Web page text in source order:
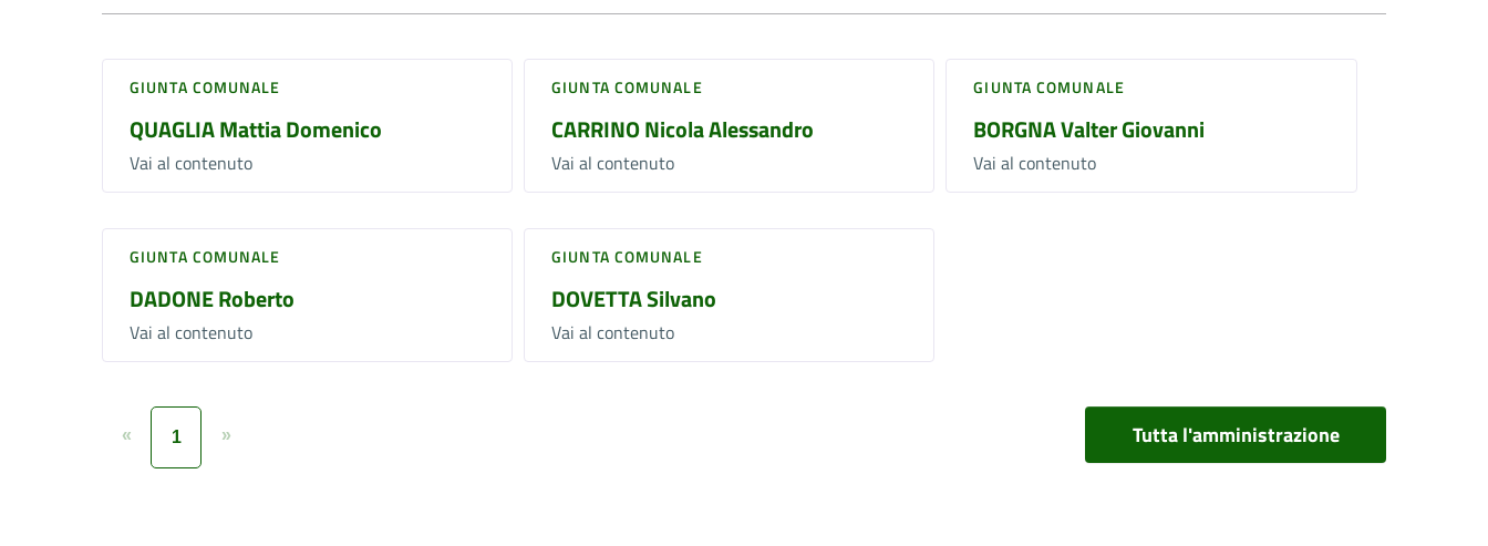
GIUNTA COMUNALE
QUAGLIA Mattia Domenico
Vai al contenuto
GIUNTA COMUNALE
CARRINO Nicola Alessandro
Vai al contenuto
GIUNTA COMUNALE
BORGNA Valter Giovanni
Vai al contenuto
GIUNTA COMUNALE
DADONE Roberto
Vai al contenuto
GIUNTA COMUNALE
DOVETTA Silvano
Vai al contenuto
« 1 » Tutta l'amministrazione